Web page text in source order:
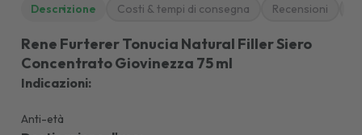
Descrizione Costi & tempi di consegna Recensioni
Rene Furterer Tonucia Natural Filler Siero
Concentrato Giovinezza 75 ml
Indicazioni:
Anti-età